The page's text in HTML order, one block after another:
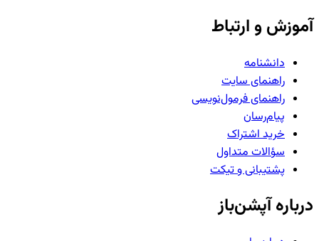
آموزش و ارتباط
دانشنامه
راهنمای سایت
راهنمای فرمول‌نویسی
پیام‌رسان
خرید اشتراک
سؤالات متداول
پشتیبانی و تیکت
درباره آپشن‌باز